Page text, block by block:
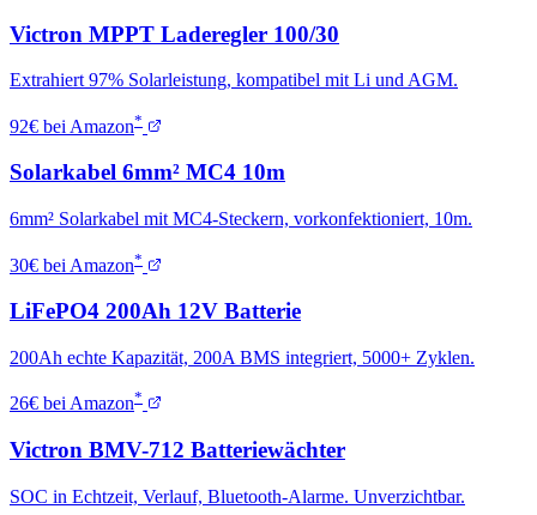
Victron MPPT Laderegler 100/30
Extrahiert 97% Solarleistung, kompatibel mit Li und AGM.
92€ bei Amazon*
Solarkabel 6mm² MC4 10m
6mm² Solarkabel mit MC4-Steckern, vorkonfektioniert, 10m.
30€ bei Amazon*
LiFePO4 200Ah 12V Batterie
200Ah echte Kapazität, 200A BMS integriert, 5000+ Zyklen.
26€ bei Amazon*
Victron BMV-712 Batteriewächter
SOC in Echtzeit, Verlauf, Bluetooth-Alarme. Unverzichtbar.